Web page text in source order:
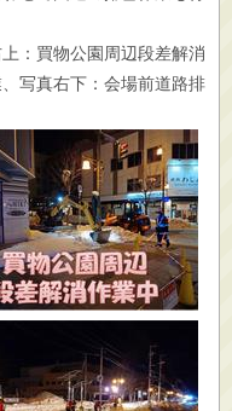
：買物公園周辺段差解消
写真右下：会場前道路排